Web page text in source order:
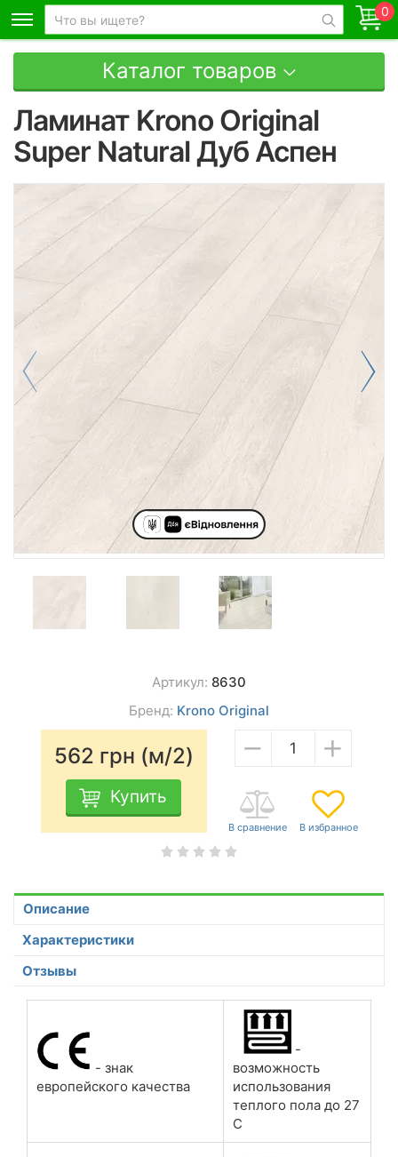
0
Каталог товаров
Ламинат Krono Original
Super Natural Дуб Аспен
Артикул: 8630
Бренд: Krono Original
562 грн (м/2)
Купить
− +
Описание
Характеристики
Отзывы
- знак
европейского качества
-
возможность
использования
теплого пола до 27
С